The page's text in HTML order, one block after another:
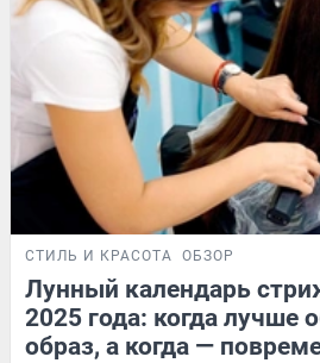
СТИЛЬ И КРАСОТА ОБЗОР
Лунный календарь
2025 года: когда лучше
образ, а когда —